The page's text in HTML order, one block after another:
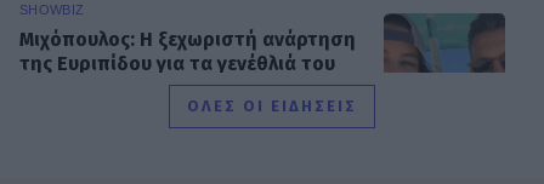
SHOWBIZ
Μιχόπουλος: Η ξεχωριστή ανάρτηση
της Ευριπίδου για τα γενέθλιά του
είναι γεμάτη κοινές στιγμές τους
ΟΛΕΣ ΟΙ ΕΙΔΗΣΕΙΣ